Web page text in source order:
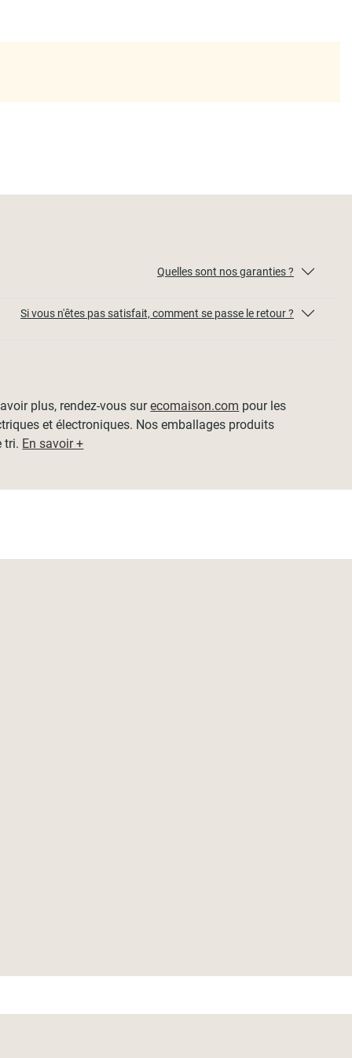
Quelles sont nos garanties ?
Si vous n'êtes pas satisfait, comment se passe le retour ?
plus, rendez-vous surecomaison.com pour les
et électroniques. Nos emballages produits
tri. En savoir +